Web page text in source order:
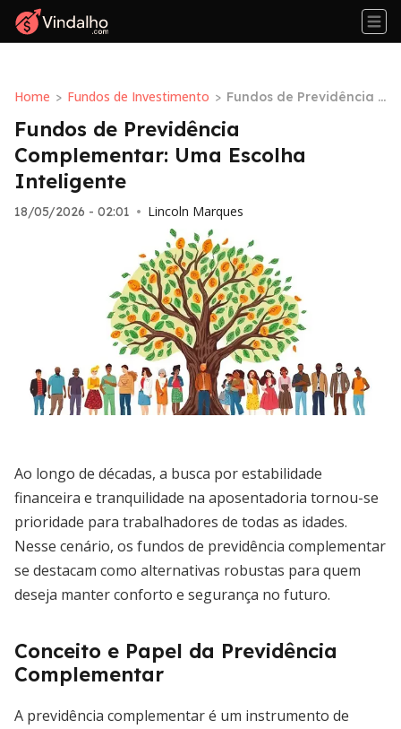
Home > Fundos de Investimento > Fundos de Previdência C
lha Inteligente
Fundos de Previdência
Complementar: Uma Escolha
Inteligente
18/05/2026 - 02:01 • Lincoln Marques
Ao longo de décadas, a busca por estabilidade
financeira e tranquilidade na aposentadoria tornou-se
prioridade para trabalhadores de todas as idades.
Nesse cenário, os fundos de previdência complementar
se destacam como alternativas robustas para quem
deseja manter conforto e segurança no futuro.
Conceito e Papel da Previdência
Complementar
A previdência complementar é um instrumento de